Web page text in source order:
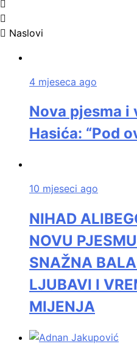
Naslovi
4 mjeseca ago
Nova pjesma i
Hasića: “Pod
10 mjeseci ago
NIHAD
NOVU
SNAŽNA
LJUBAVI I
MIJENJA